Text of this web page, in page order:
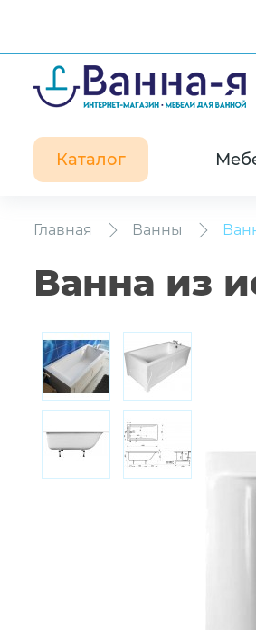
Каталог
Главная Ванны
Ванна из